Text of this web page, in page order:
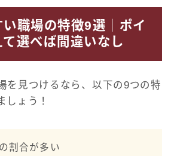
職場の特徴9選｜ポイ
選べば間違いなし
を見つけるなら、以下の9つの特
しょう！
割合が多い